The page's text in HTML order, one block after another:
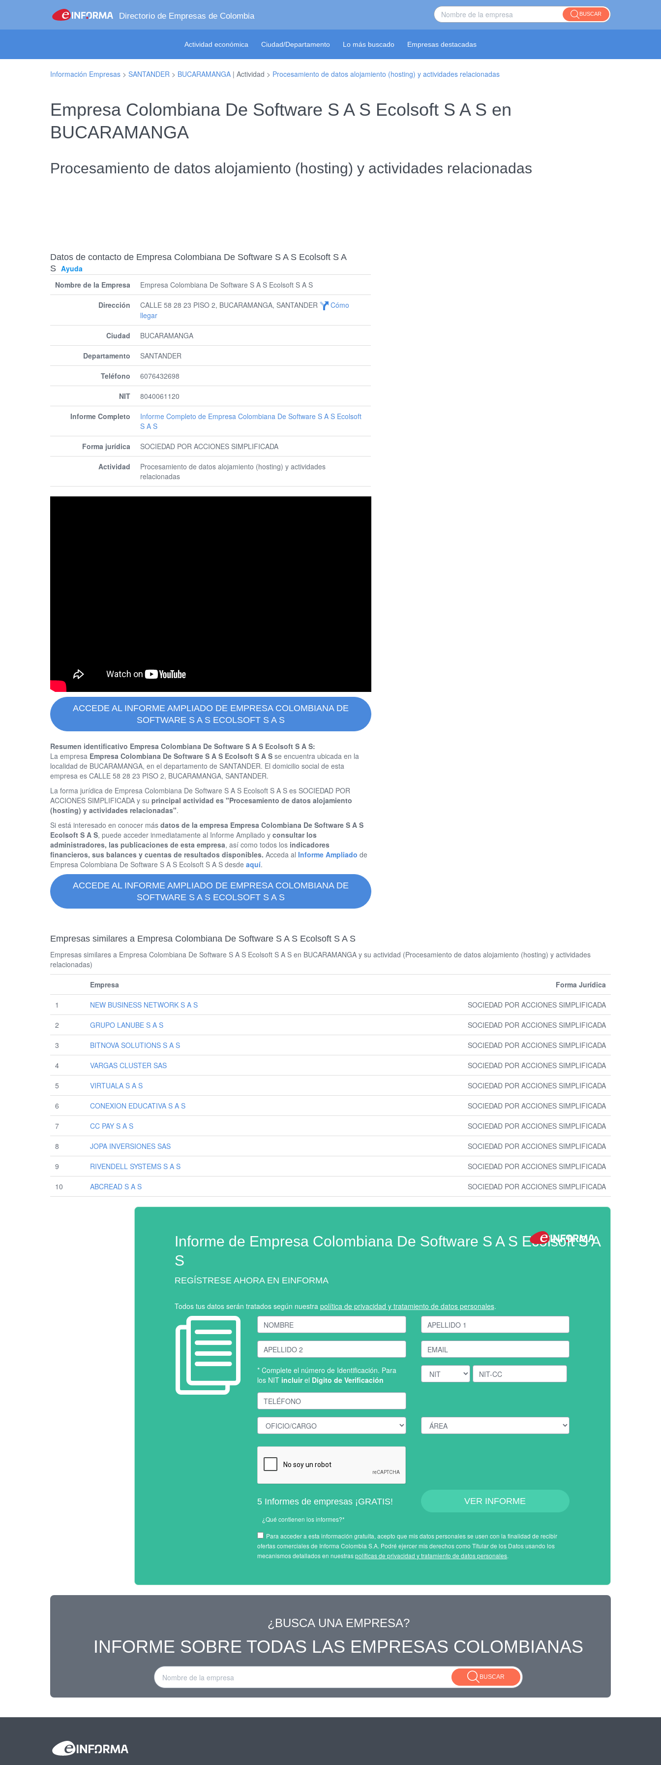
Directorio de Empresas de Colombia BUSCAR
Actividad económica Ciudad/Departamento Lo más buscado Empresas destacadas
Información Empresas > SANTANDER > BUCARAMANGA | Actividad > Procesamiento de datos alojamiento (hosting) y actividades relacionadas
Empresa Colombiana De Software S A S Ecolsoft S A S en
BUCARAMANGA
Procesamiento de datos alojamiento (hosting) y actividades relacionadas
Datos de contacto de Empresa Colombiana De Software S A S Ecolsoft S A
S Ayuda
Nombre de la Empresa
Empresa Colombiana De Software S A S Ecolsoft S A S
Dirección CALLE 58 28 23 PISO 2, BUCARAMANGA, SANTANDER
Cómo
llegar
Ciudad BUCARAMANGA
Departamento SANTANDER
Teléfono 6076432698
NIT 8040061120
Informe Completo
Informe Completo de Empresa Colombiana De Software S A S Ecolsoft
S A S
Forma jurídica SOCIEDAD POR ACCIONES SIMPLIFICADA
Actividad
Procesamiento de datos alojamiento (hosting) y actividades
relacionadas
ACCEDE AL INFORME AMPLIADO DE EMPRESA COLOMBIANA DE
SOFTWARE S A S ECOLSOFT S A S
Resumen identificativo Empresa Colombiana De Software S A S Ecolsoft S A S:
La empresa Empresa Colombiana De Software S A S Ecolsoft S A S se encuentra ubicada en la
localidad de BUCARAMANGA, en el departamento de SANTANDER. El domicilio social de esta
empresa es CALLE 58 28 23 PISO 2, BUCARAMANGA, SANTANDER.
La forma jurídica de Empresa Colombiana De Software S A S Ecolsoft S A S es SOCIEDAD POR
ACCIONES SIMPLIFICADA y su principal actividad es "Procesamiento de datos alojamiento
(hosting) y actividades relacionadas".
Si está interesado en conocer más datos de la empresa Empresa Colombiana De Software S A S
Ecolsoft S A S, puede acceder inmediatamente al Informe Ampliado y consultar los
administradores, las publicaciones de esta empresa, así como todos los indicadores
financieros, sus balances y cuentas de resultados disponibles. Acceda al Informe Ampliado de
Empresa Colombiana De Software S A S Ecolsoft S A S desde aquí.
ACCEDE AL INFORME AMPLIADO DE EMPRESA COLOMBIANA DE
SOFTWARE S A S ECOLSOFT S A S
Empresas similares a Empresa Colombiana De Software S A S Ecolsoft S A S
Empresas similares a Empresa Colombiana De Software S A S Ecolsoft S A S en BUCARAMANGA y su actividad (Procesamiento de datos alojamiento (hosting) y actividades
relacionadas)
Empresa Forma Jurídica
1 NEW BUSINESS NETWORK S A S SOCIEDAD POR ACCIONES SIMPLIFICADA
2 GRUPO LANUBE S A S SOCIEDAD POR ACCIONES SIMPLIFICADA
3 BITNOVA SOLUTIONS S A S SOCIEDAD POR ACCIONES SIMPLIFICADA
4 VARGAS CLUSTER SAS SOCIEDAD POR ACCIONES SIMPLIFICADA
5 VIRTUALA S A S SOCIEDAD POR ACCIONES SIMPLIFICADA
6 CONEXION EDUCATIVA S A S SOCIEDAD POR ACCIONES SIMPLIFICADA
7 CC PAY S A S SOCIEDAD POR ACCIONES SIMPLIFICADA
8 JOPA INVERSIONES SAS SOCIEDAD POR ACCIONES SIMPLIFICADA
9 RIVENDELL SYSTEMS S A S SOCIEDAD POR ACCIONES SIMPLIFICADA
10 ABCREAD S A S SOCIEDAD POR ACCIONES SIMPLIFICADA
Informe de Empresa Colombiana De Software S A S Ecolsoft S A
S
REGÍSTRESE AHORA EN EINFORMA
Todos tus datos serán tratados según nuestra política de privacidad y tratamiento de datos personales.
* Complete el número de Identificación. Para
los NIT incluirel Dígito de Verificación
5 Informes de empresas ¡GRATIS!
¿Qué contienen los informes?*
VER INFORME
Para acceder a esta información gratuita, acepto que mis datos personales se usen con la finalidad de recibir
ofertas comerciales de Informa Colombia S.A. Podré ejercer mis derechos como Titular de los Datos usando los
mecanismos detallados en nuestraspolíticas de privacidad y tratamiento de datos personales.
¿BUSCA UNA EMPRESA?
INFORME SOBRE TODAS LAS EMPRESAS COLOMBIANAS
BUSCAR